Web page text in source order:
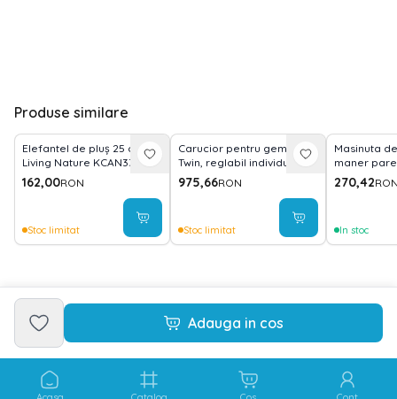
Adauga in cos
Produse similare
Elefantel de pluș 25 cm
Living Nature KCAN332
162,00RON
Stoc limitat
Carucior pentru gemeni,
Twin, reglabil individual,
pana la 15 kg per copil,
geanta pentru mama
975,66RON
Stoc limitat
Masinuta
maner
muzica, sunete
Pink
270,42
In stoc